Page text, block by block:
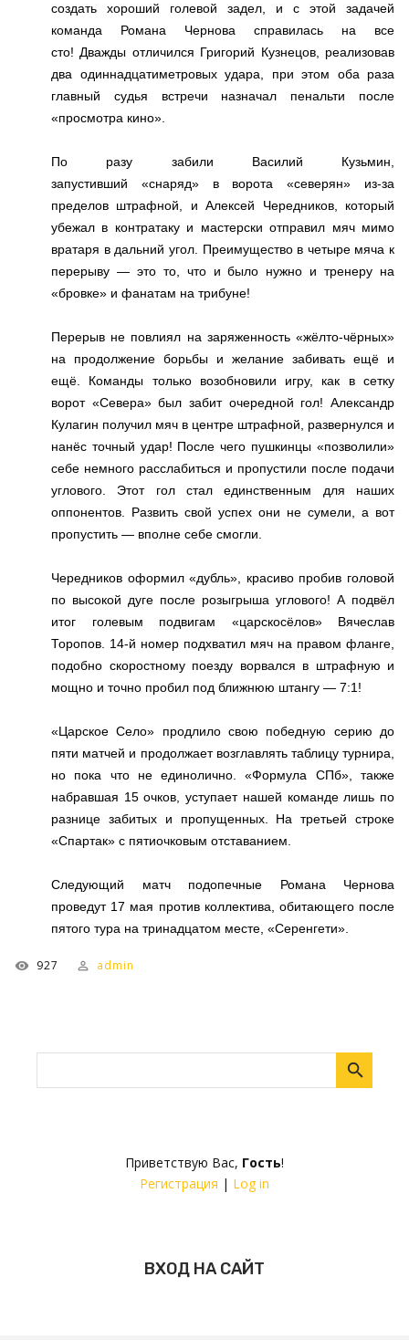
Приветствую Вас, Гость!
Регистрация | Log in
ВХОД НА САЙТ
создать хороший голевой задел, и с этой задачей
команда Романа Чернова справилась на все
сто! Дважды отличился Григорий Кузнецов, реализовав
два одиннадцатиметровых удара, при этом оба раза
главный судья встречи назначал пенальти после
«просмотра кино».
По разу забили Василий Кузьмин,
запустивший «снаряд» в ворота «северян» из-за
пределов штрафной, и Алексей Чередников, который
убежал в контратаку и мастерски отправил мяч мимо
вратаря в дальний угол. Преимущество в четыре мяча к
перерыву — это то, что и было нужно и тренеру на
«бровке» и фанатам на трибуне!
Перерыв не повлиял на заряженность «жёлто-чёрных»
на продолжение борьбы и желание забивать ещё и
ещё. Команды только возобновили игру, как в сетку
ворот «Севера» был забит очередной гол! Александр
Кулагин получил мяч в центре штрафной, развернулся и
нанёс точный удар! После чего пушкинцы «позволили»
себе немного расслабиться и пропустили после подачи
углового. Этот гол стал единственным для наших
оппонентов. Развить свой успех они не сумели, а вот
пропустить — вполне себе смогли.
Чередников оформил «дубль», красиво пробив головой
по высокой дуге после розыгрыша углового! А подвёл
итог голевым подвигам «царскосёлов» Вячеслав
Торопов. 14-й номер подхватил мяч на правом фланге,
подобно скоростному поезду ворвался в штрафную и
мощно и точно пробил под ближнюю штангу — 7:1!
«Царское Село» продлило свою победную серию до
пяти матчей и продолжает возглавлять таблицу турнира,
но пока что не единолично. «Формула СПб», также
набравшая 15 очков, уступает нашей команде лишь по
разнице забитых и пропущенных. На третьей строке
«Спартак» с пятиочковым отставанием.
Следующий матч подопечные Романа Чернова
проведут 17 мая против коллектива, обитающего после
пятого тура на тринадцатом месте, «Серенгети».
927 admin